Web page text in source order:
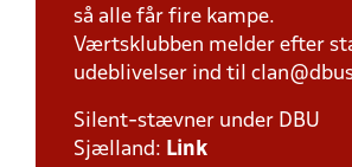
så alle får fire kampe.
Værtsklubben melder efter
udeblivelser ind til
Silent-stævner under DBU
Sjælland: Link